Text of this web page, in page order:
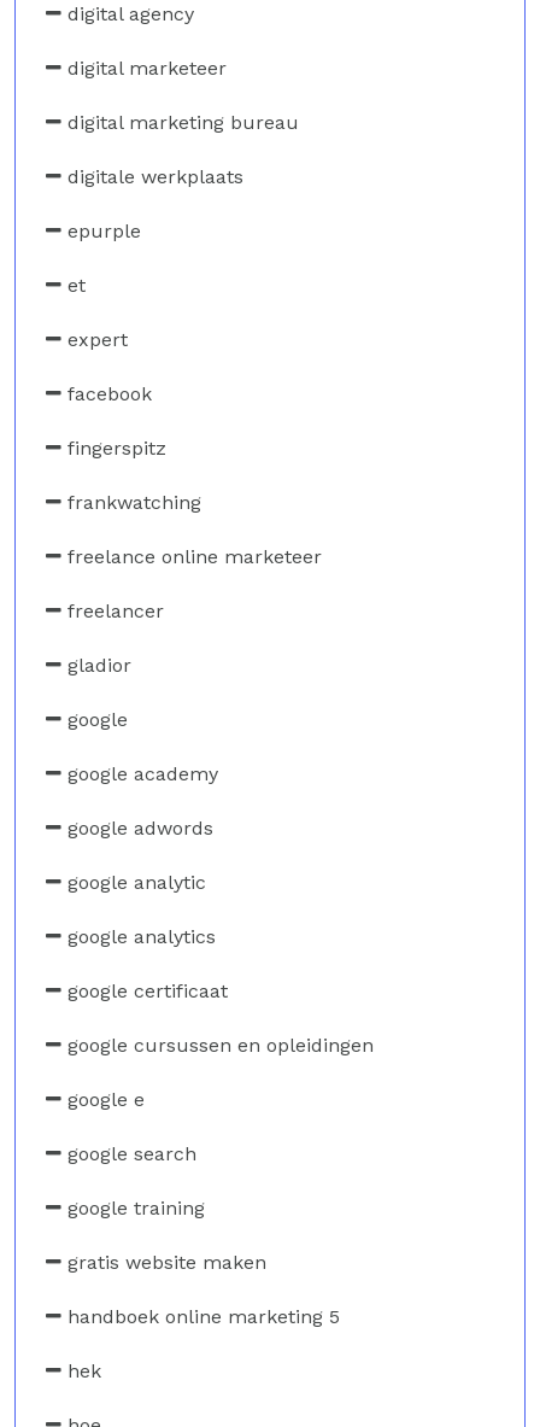
digital agency
digital marketeer
digital marketing bureau
digitale werkplaats
epurple
et
expert
facebook
fingerspitz
frankwatching
freelance online marketeer
freelancer
gladior
google
google academy
google adwords
google analytic
google analytics
google certificaat
google cursussen en opleidingen
google e
google search
google training
gratis website maken
handboek online marketing 5
hek